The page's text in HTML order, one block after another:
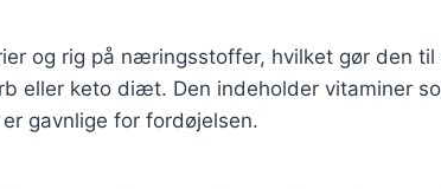
og rig på næringsstoffer, hvilket gør den
eller keto diæt. Den indeholder vitaminer
gavnlige for fordøjelsen.